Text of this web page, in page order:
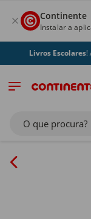
Continente
Instalar a
Livros Escolares!
O que procura?